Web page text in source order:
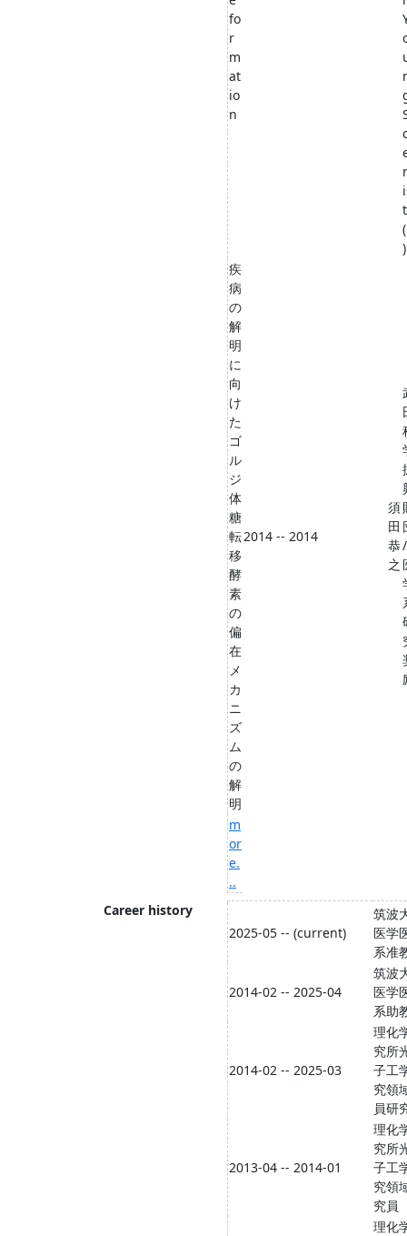
fo
r
m
at
io
n
)
疾
病
の
解
明
に
向
け
た
ゴ
ル
ジ
体
糖
転
移
酵
素
の
偏
在
メ
カ
ニ
ズ
ム
の
解
明
2014 -- 2014
須
田
恭
之
/
m
or
e.
..
Career history
2025-05 -- (current)
筑波
医学
系准
2014-02 -- 2025-04
筑波
医学
系助
2014-02 -- 2025-03
理化
究所
子工
究領
員研
2013-04 -- 2014-01
理化
究所
子工
究領
究員
理化